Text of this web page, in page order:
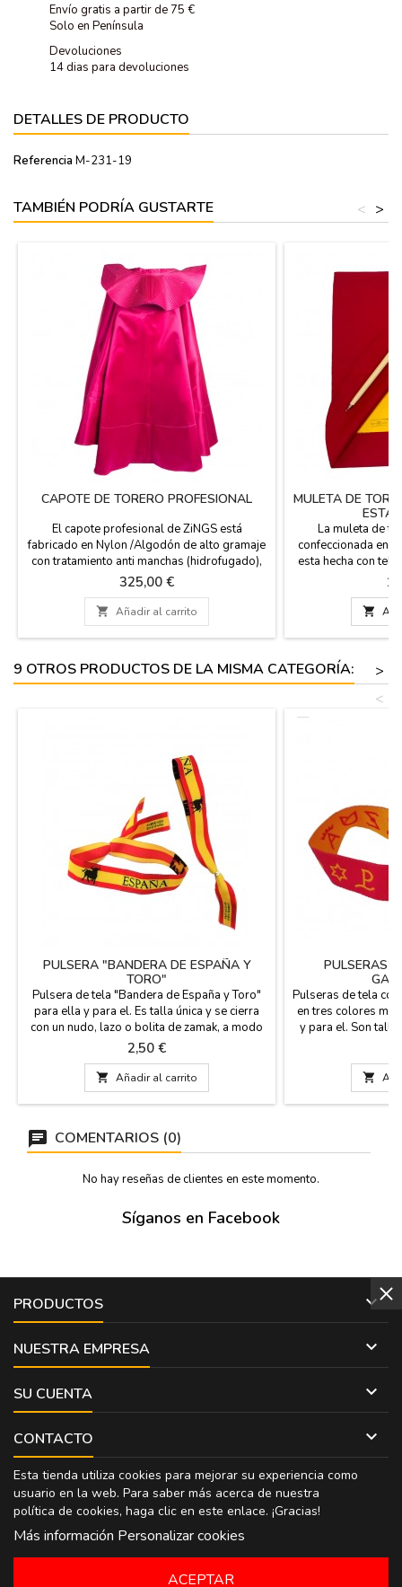
Envío gratis a partir de 75 €
Solo en Península
Devoluciones
14 dias para devoluciones
DETALLES DE PRODUCTO
Referencia M-231-19
TAMBIÉN PODRÍA GUSTARTE >
<
CAPOTE DE TORERO PROFESIONAL
El capote profesional de ZiNGS está
fabricado en Nylon /Algodón de alto gramaje
con tratamiento anti manchas (hidrofugado),
forros en algodón 100% y resinado natural,
4 bordados en esclavina, el tejido principal
de este capote se teje con ligamento Satén
(modo seda) dándole un acabado mate al
color para que no brille en exceso con tela de
Precio
325,00 €
 Añadir al carrito
MULETA DE
La muleta de
confeccionada en
esta hecha con
Pesa 1,5 kg y sus
93 cm, en el
estaquillador,
aluminio. Color:
profesional). Uso:

9 OTROS PRODUCTOS DE LA MISMA CATEGORÍA:
>
<
PULSERA "BANDERA DE ESPAÑA Y
TORO"
Pulsera de tela "Bandera de España y Toro"
para ella y para el. Es talla única y se cierra
con un nudo, lazo o bolita de zamak, a modo
de pasador que va incluida. Medidas: 30 cm
por 1,5 de ancho y lleva el pasador
Precio
2,50 €
 Añadir al carrito
PULSERAS
Pulseras de tela
en tres colores
y para el. Son talla
pasador que va
1,5 de
COMENTARIOS (0)
No hay reseñas de clientes en este momento.
Síganos en Facebook
PRODUCTOS 
NUESTRA EMPRESA 
SU CUENTA 
CONTACTO 
Esta tienda utiliza cookies para mejorar su experiencia como
usuario en la web. Para saber más acerca de nuestra
política de cookies, haga clic en este enlace. ¡Gracias!
Más información Personalizar cookies
ACEPTAR